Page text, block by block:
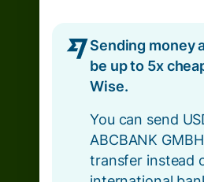
Sending money
be up to 5x
Wise.
You can send
ABCBANK
transfer instead